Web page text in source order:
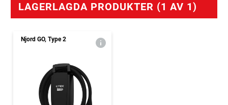
LAGERLAGDA PRODUKTER (1 AV 1)
Njord GO, Type 2